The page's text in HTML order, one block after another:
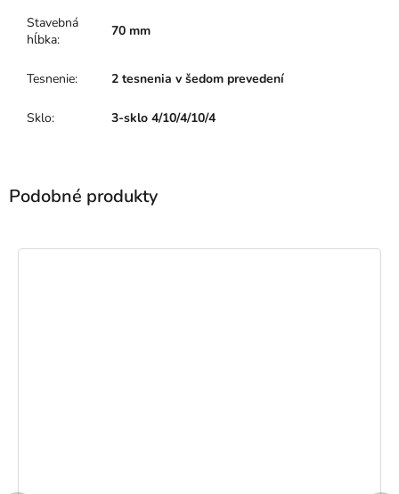
Stavebná
hĺbka:
70 mm
Tesnenie: 2 tesnenia v šedom prevedení
Sklo: 3-sklo 4/10/4/10/4